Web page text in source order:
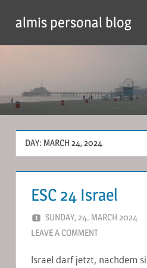
content
almis personal blog
DAY: MARCH 24, 2024
ESC 24 Israel
SUNDAY, 24. MARCH 2024
LEAVE A COMMENT
Israel darf jetzt, nachdem